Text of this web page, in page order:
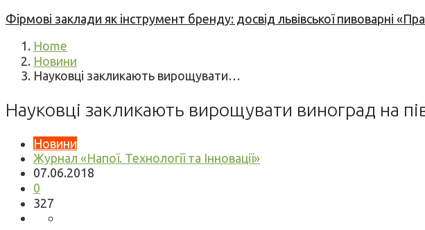
Фірмові заклади як інструмент бренду: досвід львівської пивоварні
Home
Новини
Науковці закликають вирощувати…
Науковці закликають вирощувати виноград на
Новини
Журнал «Напої. Технології та Інновації»
07.06.2018
0
327